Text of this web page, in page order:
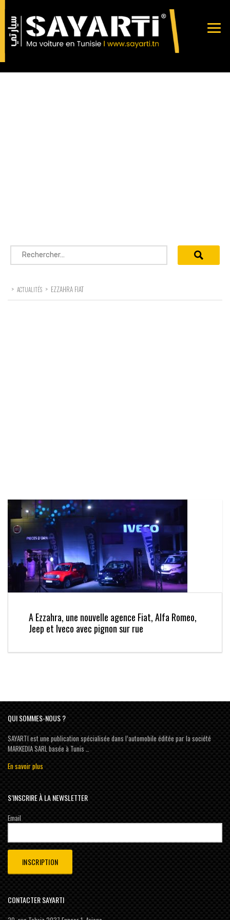
Rechercher :
> ACTUALITÉS > EZZAHRA FIAT
A Ezzahra, une nouvelle agence Fiat, Alfa Romeo,
Jeep et Iveco avec pignon sur rue
QUI SOMMES-NOUS ?
SAYARTI est une publication spécialisée dans l’automobile éditée par la société
MARKEDIA SARL basée à Tunis …
En savoir plus
S’INSCRIRE À LA NEWSLETTER
Email
CONTACTER SAYARTI